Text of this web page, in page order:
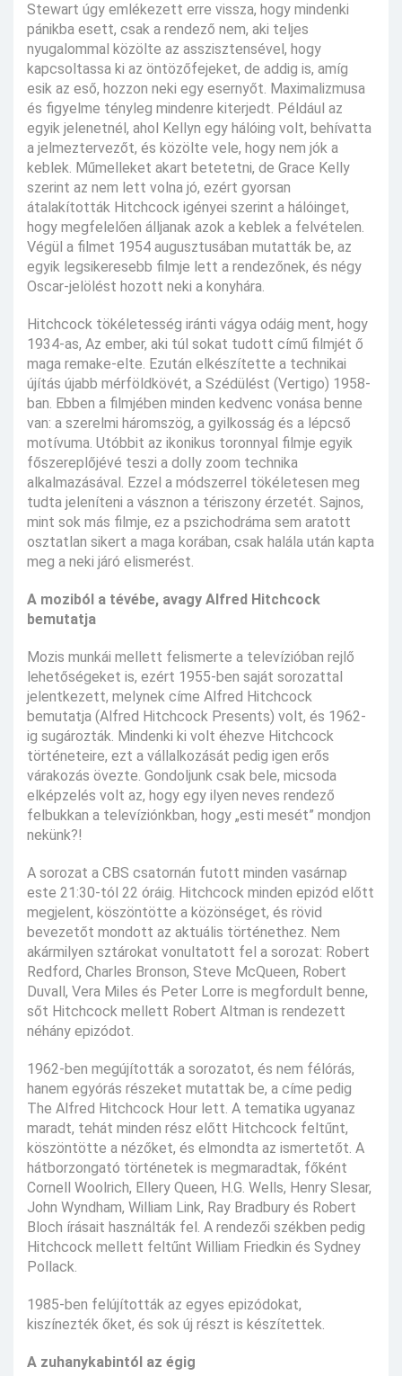
Stewart úgy emlékezett erre vissza, hogy mindenki
pánikba esett, csak a rendező nem, aki teljes
nyugalommal közölte az asszisztensével, hogy
kapcsoltassa ki az öntözőfejeket, de addig is, amíg
esik az eső, hozzon neki egy esernyőt. Maximalizmusa
és figyelme tényleg mindenre kiterjedt. Például az
egyik jelenetnél, ahol Kellyn egy hálóing volt, behívatta
a jelmeztervezőt, és közölte vele, hogy nem jók a
keblek. Műmelleket akart betetetni, de Grace Kelly
szerint az nem lett volna jó, ezért gyorsan
átalakították Hitchcock igényei szerint a hálóinget,
hogy megfelelően álljanak azok a keblek a felvételen.
Végül a filmet 1954 augusztusában mutatták be, az
egyik legsikeresebb filmje lett a rendezőnek, és négy
Oscar-jelölést hozott neki a konyhára.
Hitchcock tökéletesség iránti vágya odáig ment, hogy
1934-as, Az ember, aki túl sokat tudott című filmjét ő
maga remake-elte. Ezután elkészítette a technikai
újítás újabb mérföldkövét, a Szédülést (Vertigo) 1958-
ban. Ebben a filmjében minden kedvenc vonása benne
van: a szerelmi háromszög, a gyilkosság és a lépcső
motívuma. Utóbbit az ikonikus toronnyal filmje egyik
főszereplőjévé teszi a dolly zoom technika
alkalmazásával. Ezzel a módszerrel tökéletesen meg
tudta jeleníteni a vásznon a tériszony érzetét. Sajnos,
mint sok más filmje, ez a pszichodráma sem aratott
osztatlan sikert a maga korában, csak halála után kapta
meg a neki járó elismerést.
A moziból a tévébe, avagy Alfred Hitchcock
bemutatja
Mozis munkái mellett felismerte a televízióban rejlő
lehetőségeket is, ezért 1955-ben saját sorozattal
jelentkezett, melynek címe Alfred Hitchcock
bemutatja (Alfred Hitchcock Presents) volt, és 1962-
ig sugározták. Mindenki ki volt éhezve Hitchcock
történeteire, ezt a vállalkozását pedig igen erős
várakozás övezte. Gondoljunk csak bele, micsoda
elképzelés volt az, hogy egy ilyen neves rendező
felbukkan a televíziónkban, hogy „esti mesét” mondjon
nekünk?!
A sorozat a CBS csatornán futott minden vasárnap
este 21:30-tól 22 óráig. Hitchcock minden epizód előtt
megjelent, köszöntötte a közönséget, és rövid
bevezetőt mondott az aktuális történethez. Nem
akármilyen sztárokat vonultatott fel a sorozat: Robert
Redford, Charles Bronson, Steve McQueen, Robert
Duvall, Vera Miles és Peter Lorre is megfordult benne,
sőt Hitchcock mellett Robert Altman is rendezett
néhány epizódot.
1962-ben megújították a sorozatot, és nem félórás,
hanem egyórás részeket mutattak be, a címe pedig
The Alfred Hitchcock Hour lett. A tematika ugyanaz
maradt, tehát minden rész előtt Hitchcock feltűnt,
köszöntötte a nézőket, és elmondta az ismertetőt. A
hátborzongató történetek is megmaradtak, főként
Cornell Woolrich, Ellery Queen, H.G. Wells, Henry Slesar,
John Wyndham, William Link, Ray Bradbury és Robert
Bloch írásait használták fel. A rendezői székben pedig
Hitchcock mellett feltűnt William Friedkin és Sydney
Pollack.
1985-ben felújították az egyes epizódokat,
kiszínezték őket, és sok új részt is készítettek.
A zuhanykabintól az égig